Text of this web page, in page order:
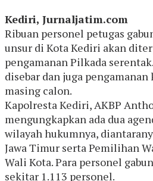
Kediri, Jurnaljatim.com
Ribuan personel petugas
unsur di Kota Kediri akan
pengamanan Pilkada
disebar dan juga pengamanan
masing calon.
Kapolresta Kediri, AKBP
mengungkapkan ada dua
wilayah hukumnya,
Jawa Timur serta Pemilihan
Wali Kota. Para personel
sekitar 1.113 personel.